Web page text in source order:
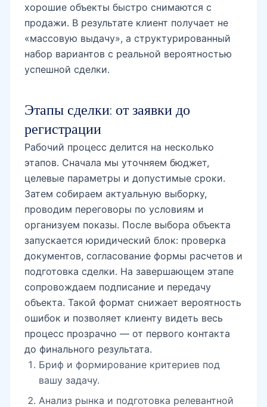
хорошие объекты быстро снимаются с
продажи. В результате клиент получает не
«массовую выдачу», а структурированный
набор вариантов с реальной вероятностью
успешной сделки.
Этапы сделки: от заявки до
регистрации
Рабочий процесс делится на несколько
этапов. Сначала мы уточняем бюджет,
целевые параметры и допустимые сроки.
Затем собираем актуальную выборку,
проводим переговоры по условиям и
организуем показы. После выбора объекта
запускается юридический блок: проверка
документов, согласование формы расчетов и
подготовка сделки. На завершающем этапе
сопровождаем подписание и передачу
объекта. Такой формат снижает вероятность
ошибок и позволяет клиенту видеть весь
процесс прозрачно — от первого контакта
до финального результата.
Бриф и формирование критериев под
вашу задачу.
Анализ рынка и подготовка релевантной